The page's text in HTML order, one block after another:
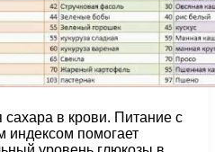
в крови. Питание с
индексом помогает